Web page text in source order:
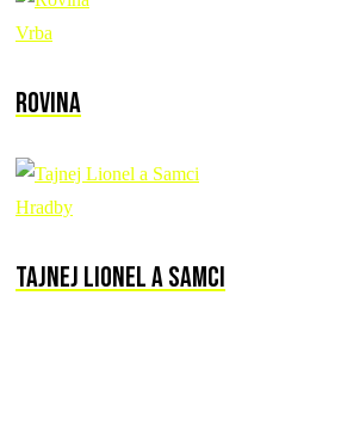
Vrba
Rovina
Hradby
Tajnej Lionel a Samci